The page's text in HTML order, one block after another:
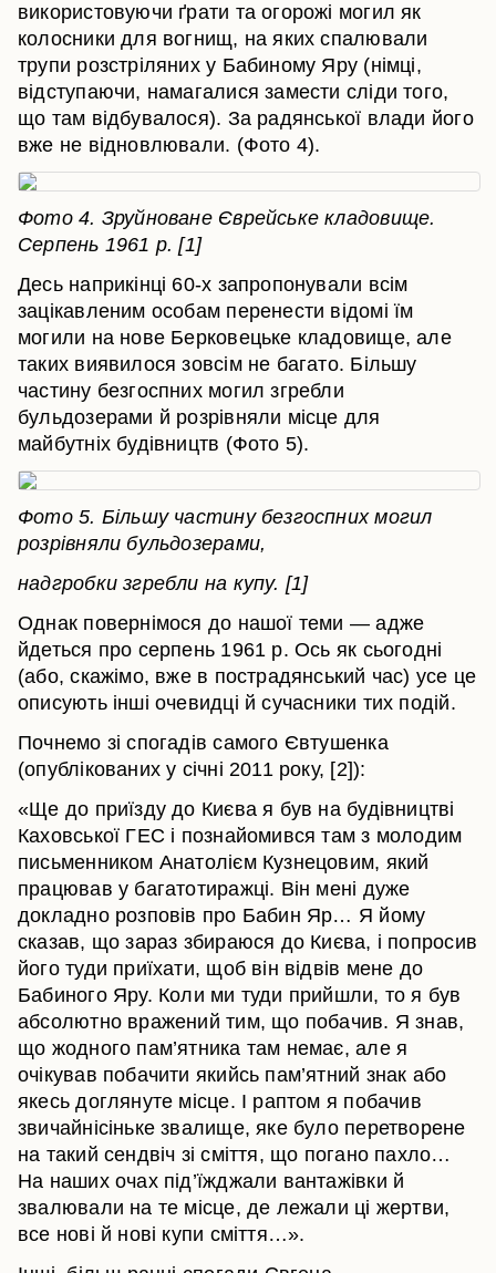
використовуючи ґрати та огорожі могил як
колосники для вогнищ, на яких спалювали
трупи розстріляних у Бабиному Яру (німці,
відступаючи, намагалися замести сліди того,
що там відбувалося). За радянської влади його
вже не відновлювали. (Фото 4).
Фото 4. Зруйноване Єврейське кладовище.
Серпень 1961 р. [1]
Десь наприкінці 60-х запропонували всім
зацікавленим особам перенести відомі їм
могили на нове Берковецьке кладовище, але
таких виявилося зовсім не багато. Більшу
частину безгоспних могил згребли
бульдозерами й розрівняли місце для
майбутніх будівництв (Фото 5).
Фото 5. Більшу частину безгоспних могил
розрівняли бульдозерами,
надгробки згребли на купу. [1]
Однак повернімося до нашої теми — адже
йдеться про серпень 1961 р. Ось як сьогодні
(або, скажімо, вже в пострадянський час) усе це
описують інші очевидці й сучасники тих подій.
Почнемо зі спогадів самого Євтушенка
(опублікованих у січні 2011 року, [2]):
«Ще до приїзду до Києва я був на будівництві
Каховської ГЕС і познайомився там з молодим
письменником Анатолієм Кузнецовим, який
працював у багатотиражці. Він мені дуже
докладно розповів про Бабин Яр… Я йому
сказав, що зараз збираюся до Києва, і попросив
його туди приїхати, щоб він відвів мене до
Бабиного Яру. Коли ми туди прийшли, то я був
абсолютно вражений тим, що побачив. Я знав,
що жодного пам’ятника там немає, але я
очікував побачити якийсь пам’ятний знак або
якесь доглянуте місце. І раптом я побачив
звичайнісіньке звалище, яке було перетворене
на такий сендвіч зі сміття, що погано пахло…
На наших очах під’їжджали вантажівки й
звалювали на те місце, де лежали ці жертви,
все нові й нові купи сміття…».